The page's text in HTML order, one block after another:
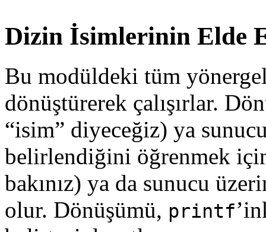
Dizin İsimlerinin Elde
Bu modüldeki tüm
dönüştürerek çalışırlar.
“isim” diyeceğiz) ya
belirlendiğini öğrenmek
bakınız) ya da sunucu
olur. Dönüşümü, printf